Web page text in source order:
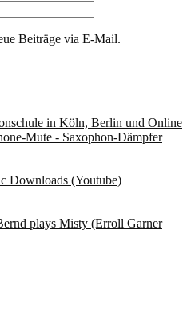
Beiträge via E-Mail.
in Köln, Berlin und Online
Mute - Saxophon-Dämpfer
Downloads (Youtube)
plays Misty (Erroll Garner